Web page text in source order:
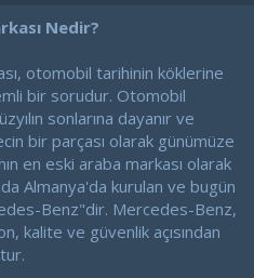
Nedir?
otomobil tarihinin köklerine
bir sorudur. Otomobil
sonlarına dayanır ve
bir parçası olarak günümüze
en eski araba markası olarak
Almanya'da kurulan ve bugün
Benz"dir. Mercedes-Benz,
kalite ve güvenlik açısından